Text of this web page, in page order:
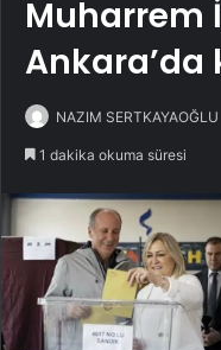
Muharrem
Ankara’da
NAZIM SERTKAYAOĞLU
1 dakika okuma süresi